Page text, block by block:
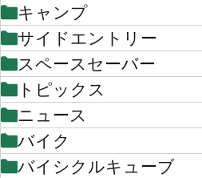
キャンプ
サイドエントリー
スペースセーバー
トピックス
ニュース
バイク
バイシクルキューブ